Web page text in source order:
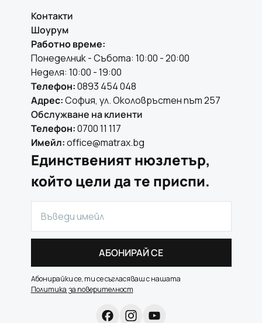
Контакти
Шоурум
Работно време:
Понеделник - Събота: 10:00 - 20:00
Неделя: 10:00 - 19:00
Телефон:0893 454 048
Адрес:София, ул. Околовръстен път 257
Обслужване на клиенти
Телефон:0700 11 117
Имейл:office@matrax.bg
Единственият нюзлетър,
който цели да те приспи.
АБОНИРАЙ СЕ
Абонирайки се, ти се съгласяваш с нашата
Политика за поверителност